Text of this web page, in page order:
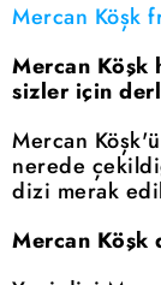
Mercan Köşk
Mercan Köşk
sizler için
Mercan
nerede
dizi merak
Mercan Köşk